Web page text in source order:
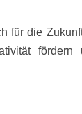
für die
fördern